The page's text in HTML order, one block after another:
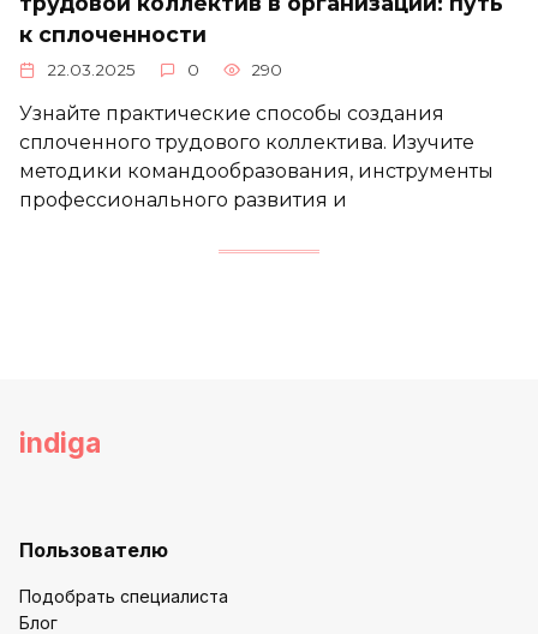
к сплоченности
22.03.2025 0 290
Узнайте практические способы создания
сплоченного трудового коллектива. Изучите
методики командообразования, инструменты
профессионального развития и
indiga
Пользователю
Подобрать специалиста
Блог